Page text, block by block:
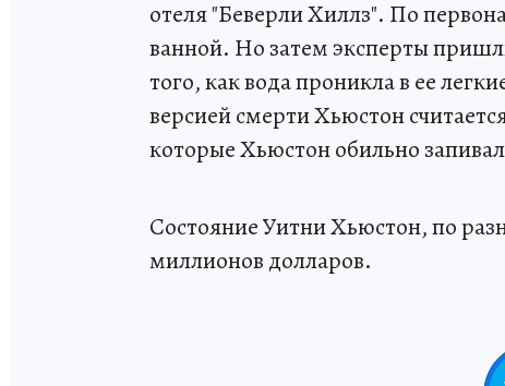
отеля "Беверли Хиллз". По
ванной. Но затем эксперты
того, как вода проникла в ее
версией смерти Хьюстон
которые Хьюстон обильно
Состояние Уитни Хьюстон, по
миллионов долларов.